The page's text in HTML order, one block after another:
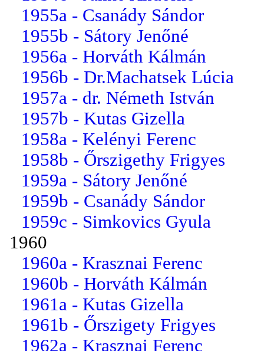
1955a - Csanády Sándor
1955b - Sátory Jenőné
1956a - Horváth Kálmán
1956b - Dr.Machatsek Lúcia
1957a - dr. Németh István
1957b - Kutas Gizella
1958a - Kelényi Ferenc
1958b - Őrszigethy Frigyes
1959a - Sátory Jenőné
1959b - Csanády Sándor
1959c - Simkovics Gyula
1960
1960a - Krasznai Ferenc
1960b - Horváth Kálmán
1961a - Kutas Gizella
1961b - Őrszigety Frigyes
1962a - Krasznai Ferenc